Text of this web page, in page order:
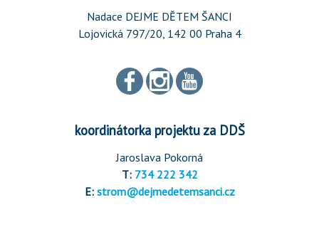
Nadace DEJME DĚTEM ŠANCI
Lojovická 797/20, 142 00 Praha 4
koordinátorka projektu za DDŠ
Jaroslava Pokorná
T: 734 222 342
E: strom@dejmedetemsanci.cz